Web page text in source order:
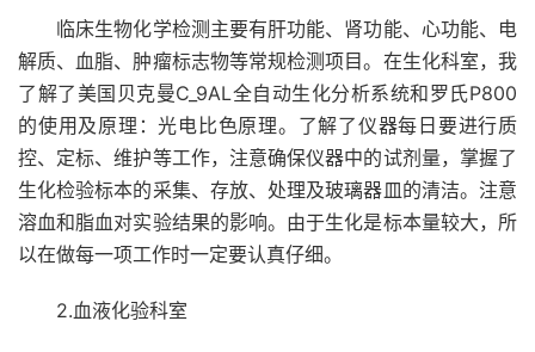
临床生物化学检测主要有肝功能、肾功能、心功能、电
解质、血脂、肿瘤标志物等常规检测项目。在生化科室，我
了解了美国贝克曼C_9AL全自动生化分析系统和罗氏P800
的使用及原理：光电比色原理。了解了仪器每日要进行质
控、定标、维护等工作，注意确保仪器中的试剂量，掌握了
生化检验标本的采集、存放、处理及玻璃器皿的清洁。注意
溶血和脂血对实验结果的影响。由于生化是标本量较大，所
以在做每一项工作时一定要认真仔细。
2.血液化验科室